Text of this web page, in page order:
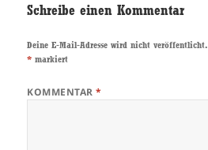
Schreibe einen Kommentar
Deine E-Mail-Adresse wird nicht veröffentlicht.
* markiert
KOMMENTAR*